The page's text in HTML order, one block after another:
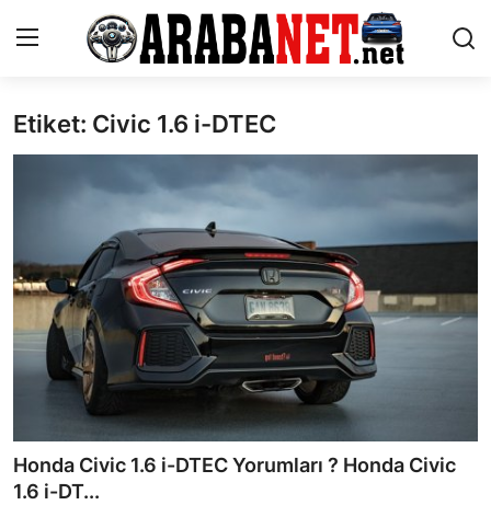
Giriş yapmak Kayıt olmak
Anasayfa
Araba Markaları
Paketler
Karşılaştırmalar
Kronik Sorunlar
Bakım & Arıza Çözümleri
Etiket: Civic 1.6 i-DTEC
Honda Civic 1.6 i-DTEC Yorumları ? Honda Civic
1.6 i-DT...